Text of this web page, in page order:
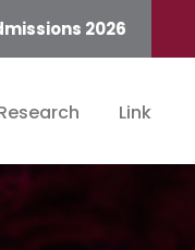
2026
Link